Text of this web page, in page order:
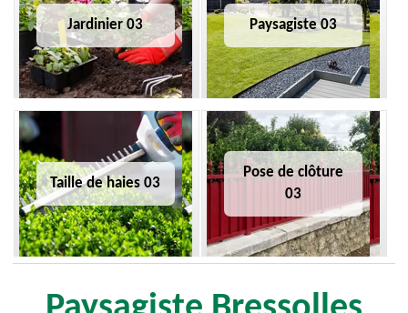
Jardinier 03 Paysagiste 03
Taille de haies 03
Pose de clôture
03